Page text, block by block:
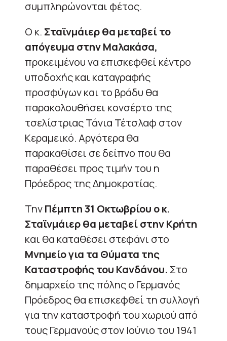
συμπληρώνονται φέτος.
Ο κ. Σταϊνμάιερ θα μεταβεί το
απόγευμα στην Μαλακάσα,
προκειμένου να επισκεφθεί κέντρο
υποδοχής και καταγραφής
προσφύγων και το βράδυ θα
παρακολουθήσει κονσέρτο της
τσελίστριας Τάνια Τέτσλαφ στον
Κεραμεικό. Αργότερα θα
παρακαθίσει σε δείπνο που θα
παραθέσει προς τιμήν του η
Πρόεδρος της Δημοκρατίας.
ΤηνΠέμπτη 31 Οκτωβρίου ο κ.
Σταϊνμάιερ θα μεταβεί στην Κρήτη
και θα καταθέσει στεφάνι στο
Μνημείο για τα Θύματα της
Καταστροφής του Κανδάνου. Στο
δημαρχείο της πόλης ο Γερμανός
Πρόεδρος θα επισκεφθεί τη συλλογή
για την καταστροφή του χωριού από
τους Γερμανούς στον Ιούνιο του 1941